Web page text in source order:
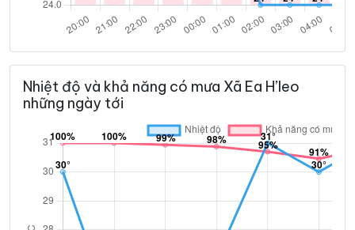
Nhiệt độ và khả năng có mưa Xã Ea H’leo
những ngày tới